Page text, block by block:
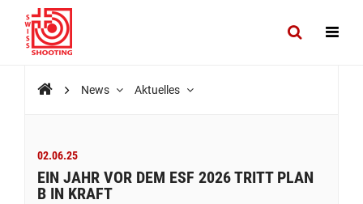
News Aktuelles
02.06.25
EIN JAHR VOR DEM ESF 2026 TRITT PLAN
B IN KRAFT